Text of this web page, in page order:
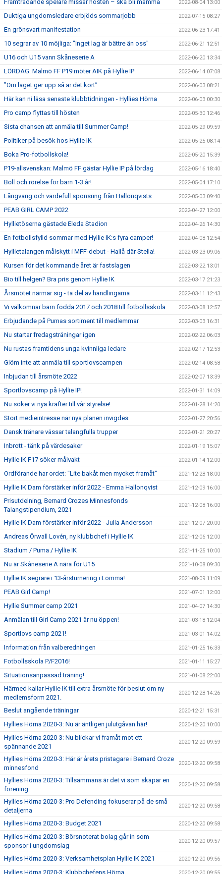
Framträdande spelare missar hösten – ska bli mamma 2022-08-04 13:00
Duktiga ungdomsledare erbjöds sommarjobb 2022-07-15 08:27
En grönsvart manifestation 2022-06-23 17:41
10 segrar av 10 möjliga: "Inget lag är bättre än oss" 2022-06-21 12:51
U16 och U15 vann Skåneserie A 2022-06-20 13:34
LÖRDAG: Malmö FF P19 möter AIK på Hyllie IP 2022-06-14 07:08
”Om laget ger upp så är det kört” 2022-06-03 08:21
Här kan ni läsa senaste klubbtidningen - Hyllies Hörna 2022-06-03 00:30
Pro camp flyttas till hösten 2022-05-30 12:46
Sista chansen att anmäla till Summer Camp! 2022-05-29 09:59
Politiker på besök hos Hyllie IK 2022-05-25 08:14
Boka Pro-fotbollskola! 2022-05-20 15:39
P19-allsvenskan: Malmö FF gästar Hyllie IP på lördag 2022-05-16 18:40
Boll och rörelse för barn 1-3 år! 2022-05-04 17:10
Långvarig och värdefull sponsring från Hallonqvists 2022-05-03 09:40
PEAB GIRL CAMP 2022 2022-04-27 12:00
Hyllietöserna gästade Eleda Stadion 2022-04-26 14:30
En fotbollsfylld sommar med Hyllie IK:s fyra camper! 2022-04-08 12:54
Hyllietalangen målskytt i MFF-debut - Hallå där Stella! 2022-03-23 09:06
Kursen för det kommande året är fastslagen 2022-03-22 13:01
Bio till helgen? Bra pris genom Hyllie IK 2022-03-17 21:23
Årsmötet närmar sig - ta del av handlingarna 2022-03-11 12:43
Vi välkomnar barn födda 2017 och 2018 till fotbollsskola 2022-03-08 12:57
Erbjudande på Pumas sortiment till medlemmar 2022-03-03 16:31
Nu startar fredagsträningar igen 2022-02-22 06:03
Nu rustas framtidens unga kvinnliga ledare 2022-02-17 12:53
Glöm inte att anmäla till sportlovscampen 2022-02-14 08:58
Inbjudan till årsmöte 2022 2022-02-07 13:39
Sportlovscamp på Hyllie IP! 2022-01-31 14:09
Nu söker vi nya krafter till vår styrelse! 2022-01-28 14:20
Stort medieintresse när nya planen invigdes 2022-01-27 20:56
Dansk tränare vässar talangfulla trupper 2022-01-21 20:27
Inbrott - tänk på värdesaker 2022-01-19 15:07
Hyllie IK F17 söker målvakt 2022-01-14 12:00
Ordförande har ordet: "Lite bakåt men mycket framåt" 2021-12-28 18:00
Hyllie IK Dam förstärker inför 2022 - Emma Hallonqvist 2021-12-09 16:00
Prisutdelning, Bernard Crozes Minnesfonds
Talangstipendium, 2021
2021-12-08 16:00
Hyllie IK Dam förstärker inför 2022 - Julia Andersson 2021-12-07 20:00
Andreas Örwall Lovén, ny klubbchef i Hyllie IK 2021-12-06 12:00
Stadium / Puma / Hyllie IK 2021-11-25 10:00
Nu är Skåneserie A nära för U15 2021-10-08 09:30
Hyllie IK segrare i 13-årsturnering i Lomma! 2021-08-09 11:09
PEAB Girl Camp! 2021-07-01 12:00
Hyllie Summer camp 2021 2021-04-07 14:30
Anmälan till Girl Camp 2021 är nu öppen! 2021-03-18 12:04
Sportlovs camp 2021! 2021-03-01 14:02
Information från valberedningen 2021-01-25 16:33
Fotbollsskola P/F2016! 2021-01-11 15:27
Situationsanpassad träning! 2021-01-08 22:00
Härmed kallar Hyllie IK till extra årsmöte för beslut om ny
medlemsform 2021.
2020-12-28 14:26
Beslut angående träningar 2020-12-21 15:31
Hyllies Hörna 2020-3: Nu är äntligen julutgåvan här! 2020-12-20 10:00
Hyllies Hörna 2020-3: Nu blickar vi framåt mot ett
spännande 2021
2020-12-20 09:59
Hyllies Hörna 2020-3: Här är årets pristagare i Bernard Croze
minnesfond
2020-12-20 09:58
Hyllies Hörna 2020-3: Tillsammans är det vi som skapar en
förening
2020-12-20 09:58
Hyllies Hörna 2020-3: Pro Defending fokuserar på de små
detaljerna
2020-12-20 09:58
Hyllies Hörna 2020-3: Budget 2021 2020-12-20 09:58
Hyllies Hörna 2020-3: Börsnoterat bolag går in som
sponsor i ungdomslag
2020-12-20 09:57
Hyllies Hörna 2020-3: Verksamhetsplan Hyllie IK 2021 2020-12-20 09:56
Hyllies Hörna 2020-3: Klubbchefens Hörna